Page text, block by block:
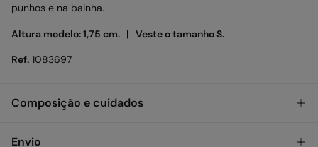
punhos e na bainha.
Altura modelo: 1,75 cm. | Veste o tamanho S.
Ref. 1083697
Composição e cuidados
Composição
Envio